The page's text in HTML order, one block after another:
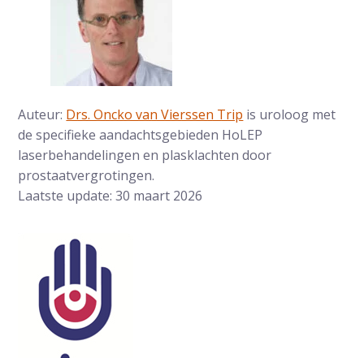
Auteur: Drs. Oncko van Vierssen Trip is uroloog met
de specifieke aandachtsgebieden HoLEP
laserbehandelingen en plasklachten door
prostaatvergrotingen.
Laatste update: 30 maart 2026